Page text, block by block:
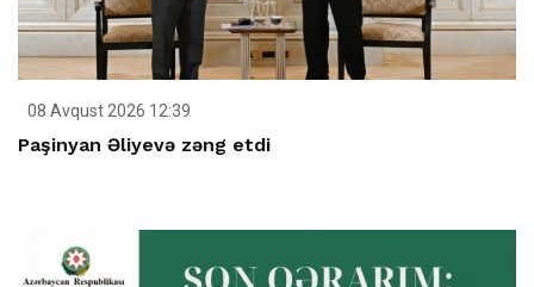
08 Avqust 2026 12:39
Paşinyan Əliyevə zəng etdi